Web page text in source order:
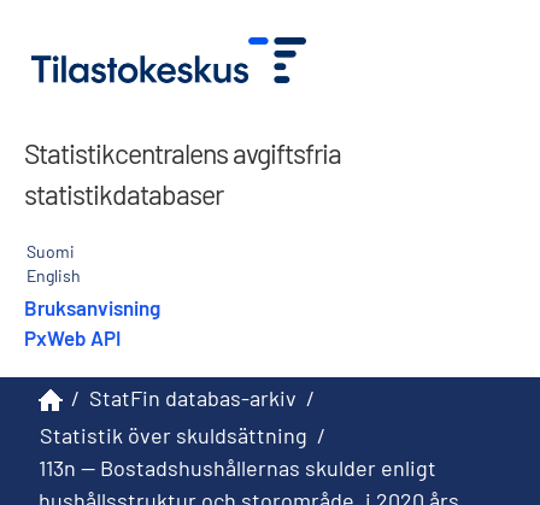
Statistikcentralens avgiftsfria
statistikdatabaser
Suomi
English
Bruksanvisning
PxWeb API
/ StatFin databas-arkiv /
Statistik över skuldsättning /
113n -- Bostadshushållernas skulder enligt